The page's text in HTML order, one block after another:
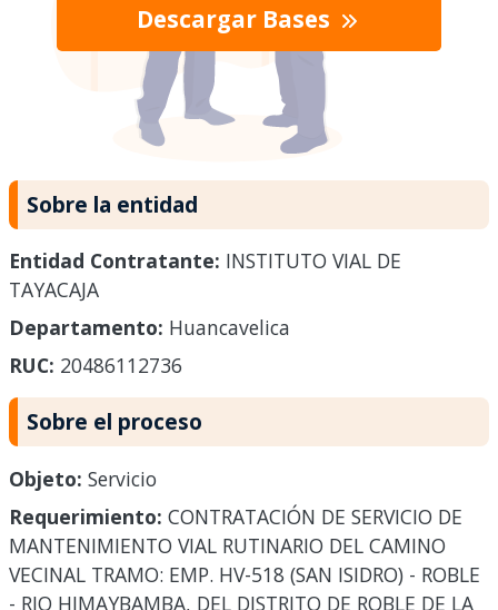
Descargar Bases
Sobre la entidad
Entidad Contratante: INSTITUTO VIAL DE
TAYACAJA
Departamento: Huancavelica
RUC: 20486112736
Sobre el proceso
Objeto: Servicio
Requerimiento: CONTRATACIÓN DE SERVICIO DE
MANTENIMIENTO VIAL RUTINARIO DEL CAMINO
VECINAL TRAMO: EMP. HV-518 (SAN ISIDRO) - ROBLE
- RIO HIMAYBAMBA, DEL DISTRITO DE ROBLE DE LA